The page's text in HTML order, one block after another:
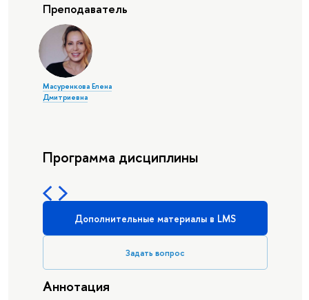
Преподаватель
Масуренкова Елена
Дмитриевна
Программа дисциплины
Дополнительные материалы в LMS
Задать вопрос
Аннотация